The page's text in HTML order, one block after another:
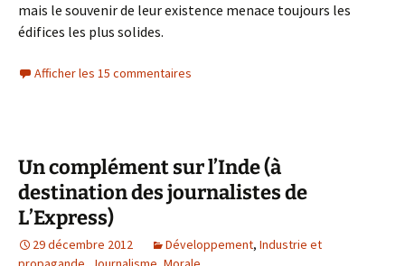
mais le souvenir de leur existence menace toujours les
édifices les plus solides.
Afficher les 15 commentaires
Un complément sur l’Inde (à
destination des journalistes de
L’Express)
29 décembre 2012 Développement, Industrie et